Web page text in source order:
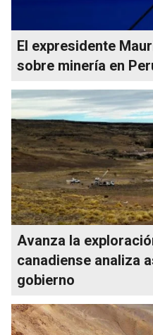
El expresidente
sobre minería en
Avanza la
canadiense analiza
gobierno